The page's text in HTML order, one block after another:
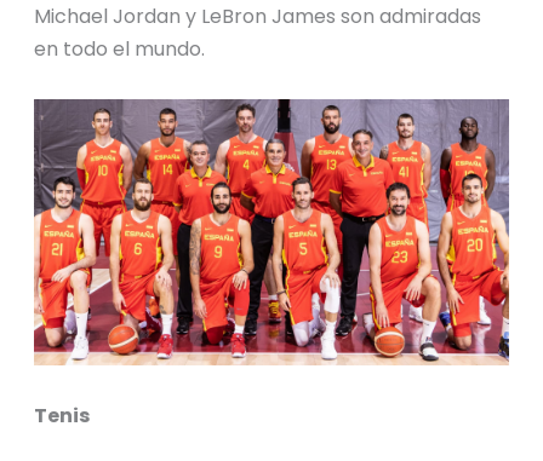
Michael Jordan y LeBron James son admiradas
en todo el mundo.
Tenis